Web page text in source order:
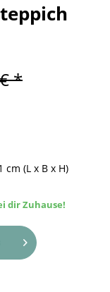
*
cm (L x B x H)
dir Zuhause!